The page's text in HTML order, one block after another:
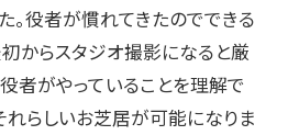
。役者が慣れてきたのでできる
初からスタジオ撮影になると厳
役者がやっていることを理解で
れらしいお芝居が可能になりま